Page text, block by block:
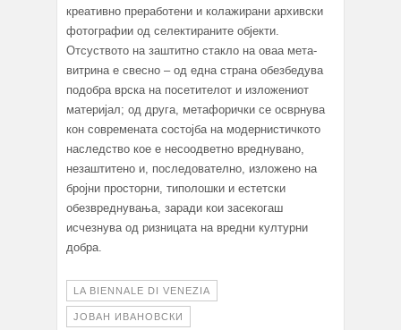
креативно преработени и колажирани архивски
фотографии од селектираните објекти.
Отсуството на заштитно стакло на оваа мета-
витрина е свесно – од една страна обезбедува
подобра врска на посетителот и изложениот
материјал; од друга, метафорички се осврнува
кон современата состојба на модернистичкото
наследство кое е несоодветно вреднувано,
незаштитено и, последователно, изложено на
бројни просторни, типолошки и естетски
обезвреднувања, заради кои засекогаш
исчезнува од ризницата на вредни културни
добра.
LA BIENNALE DI VENEZIA
ЈОВАН ИВАНОВСКИ